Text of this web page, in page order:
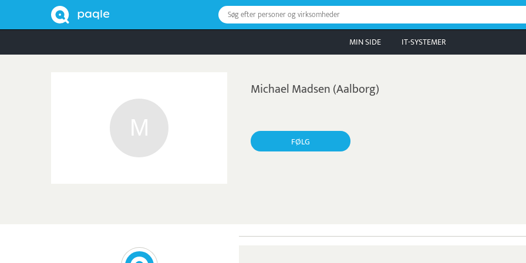
Søg efter personer og virksomheder
MIN SIDE IT-SYSTEMER
Michael Madsen (Aalborg)
FØLG